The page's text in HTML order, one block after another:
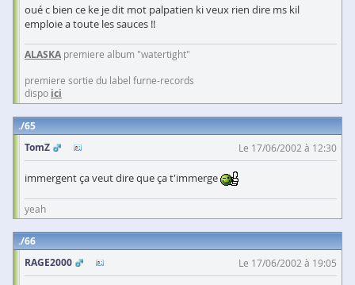
oué c bien ce ke je dit mot palpatien ki veux rien dire ms kil
emploie a toute les sauces !!
ALASKA premiere album "watertight"
premiere sortie du label furne-records
dispo ici
65
TomZ
Le 17/06/2002 à 12:30
immergent ça veut dire que ça t'immerge
yeah
66
RAGE2000
Le 17/06/2002 à 19:05